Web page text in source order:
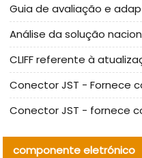
componente eletrónico